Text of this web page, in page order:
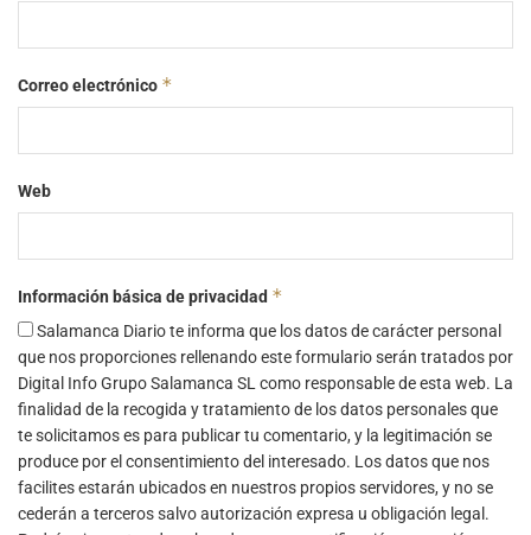
Correo electrónico *
Web
Información básica de privacidad *
Salamanca Diario te informa que los datos de carácter personal
que nos proporciones rellenando este formulario serán tratados por
Digital Info Grupo Salamanca SL como responsable de esta web. La
finalidad de la recogida y tratamiento de los datos personales que
te solicitamos es para publicar tu comentario, y la legitimación se
produce por el consentimiento del interesado. Los datos que nos
facilites estarán ubicados en nuestros propios servidores, y no se
cederán a terceros salvo autorización expresa u obligación legal.